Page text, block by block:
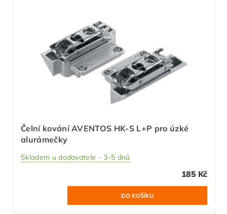
Čelní kování AVENTOS HK-S L+P pro úzké
alurámečky
Skladem u dodavatele - 3-5 dnů
185 Kč